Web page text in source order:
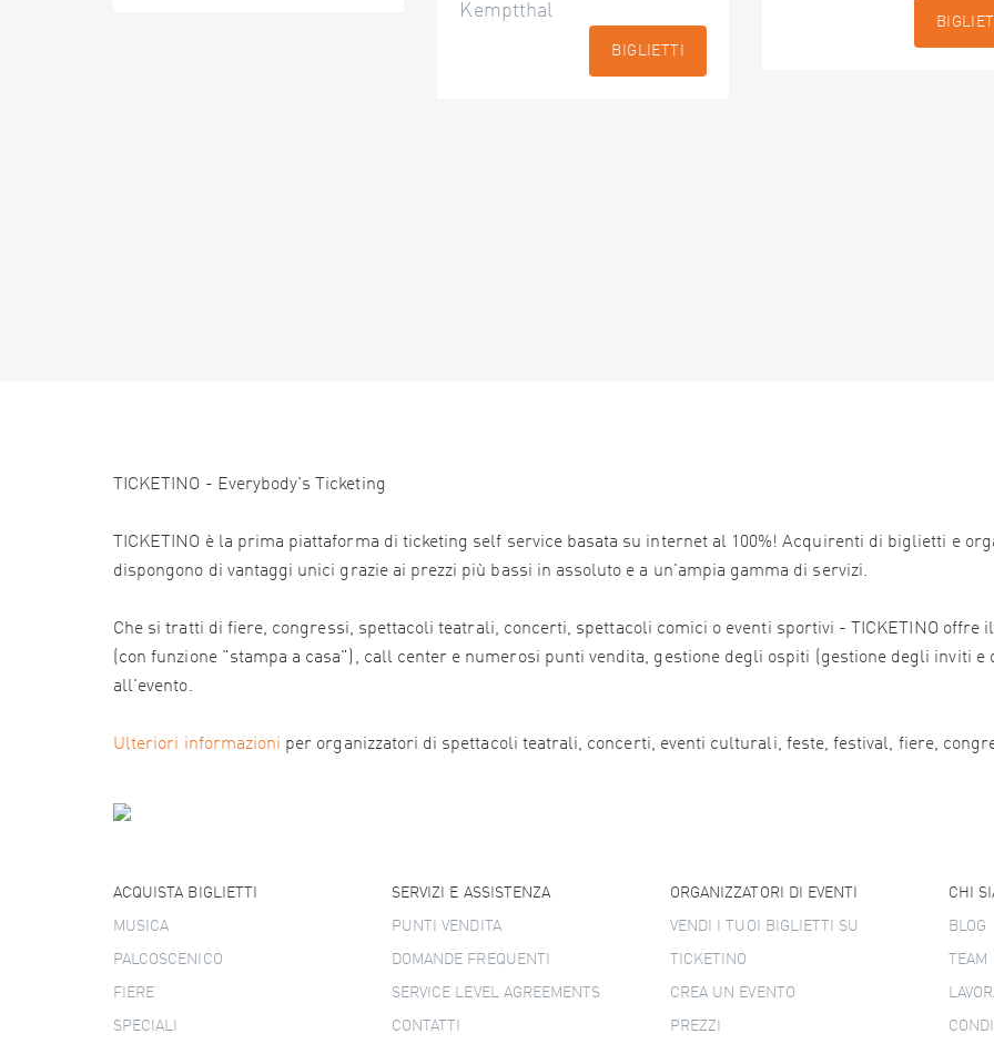
Kemptthal
BIGLIETTI
TICKETINO - Everybody's Ticketing
TICKETINO è la prima piattaforma di ticketing self service basata su internet al 100%! Acquirenti di biglietti e
dispongono di vantaggi unici grazie ai prezzi più bassi in assoluto e a un'ampia gamma di servizi.
Che si tratti di fiere, congressi, spettacoli teatrali, concerti, spettacoli comici o eventi sportivi - TICKETINO
(con funzione "stampa a casa"), call center e numerosi punti vendita, gestione degli ospiti (gestione degli inviti
all'evento.
Ulteriori informazioni per organizzatori di spettacoli teatrali, concerti, eventi culturali, feste, festival, fiere,
ACQUISTA BIGLIETTI
MUSICA
PALCOSCENICO
FIERE
SPECIALI
SERVIZI E ASSISTENZA
PUNTI VENDITA
DOMANDE FREQUENTI
SERVICE LEVEL AGREEMENTS
CONTATTI
ORGANIZZATORI DI EVENTI
VENDI I TUOI BIGLIETTI SU
TICKETINO
CREA UN EVENTO
PREZZI
CHI
BLOG
TEAM